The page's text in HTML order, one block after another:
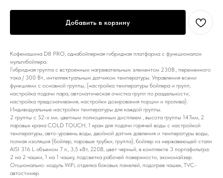
Добавить в корзину
Кофемашина D8 PRO, однабойлерная гибридная платформа с функционалом
мультибойлера.
Гибридная группа с встроенным нагревательным элементом 230В., переменного
тока / 300 Вт., интеллектуальным датчиком температуры. Управления всеми
функциями с основной группы, (настройка температуры бойлера и групп,
настройка подачи пара, автоматическая очистка групп по раздельности,
настройка предсмачивания, настройки дозирования порции и пролива).
Индивидуальные настройки температуры для каждой группы.
2 группы с 52-х мм. цветным полноценным дисплеем , высота группы 147мм, 2
паровых крана COLD TOUCH, 1 кран для подачи горячей воды с настройкой
температуры, авто-уровень воды, двойной датчик давления и температуры воды,
полная изоляция (бойлер, паровые трубки, группа), бойлер из нержавеющей стали
AISI 316 L объемом 7 л., 3,5 кВт, 220В, цвет черный, в комплекте 3 портафильтра:
2 на 2 чашки, 1 на 1 чашку, подсветка рабочей поверхности, экономайзер.
Опционально: модуль WiFi, отделка боковых панелей, подогрев чашек, TVC-
автостимер.